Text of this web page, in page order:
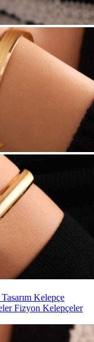
Tasarım Kelepçe
Fizyon Kelepçeler